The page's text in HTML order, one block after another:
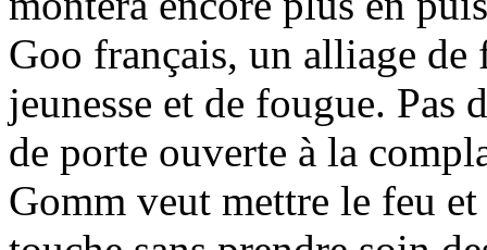
Goo français, un alliage de
jeunesse et de fougue. Pas
de porte ouverte à la
Gomm veut mettre le feu